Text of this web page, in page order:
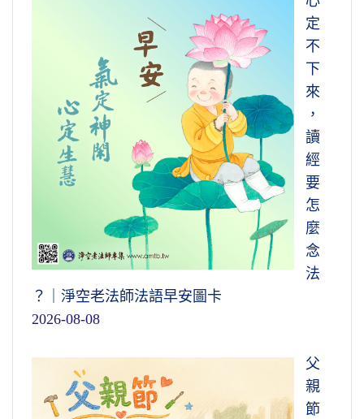
定
不
下
來
，
讀
經
要
怎
麼
念
法
？｜淨空老法師法語早安圖卡
2026-08-08
父
親
節